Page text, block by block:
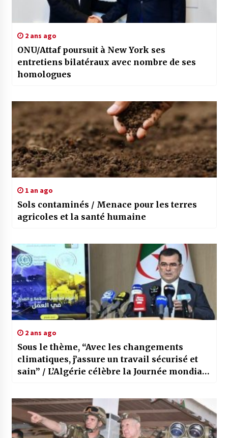
2 ans ago
ONU/Attaf poursuit à New York ses
entretiens bilatéraux avec nombre de ses
homologues
1 an ago
Sols contaminés / Menace pour les terres
agricoles et la santé humaine
2 ans ago
Sous le thème, “Avec les changements
climatiques, j’assure un travail sécurisé et
sain” / L’Algérie célèbre la Journée mondiale